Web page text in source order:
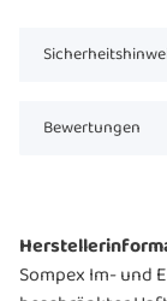
Bewertungen
Sompex Im- und